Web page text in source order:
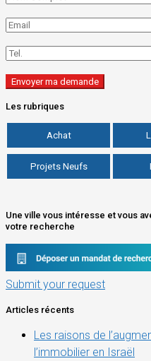
Les rubriques
Achat
Projets Neufs
Une ville vous intéresse et vous
votre recherche
Submit your request
Articles récents
Les raisons de
l’immobilier en Israël